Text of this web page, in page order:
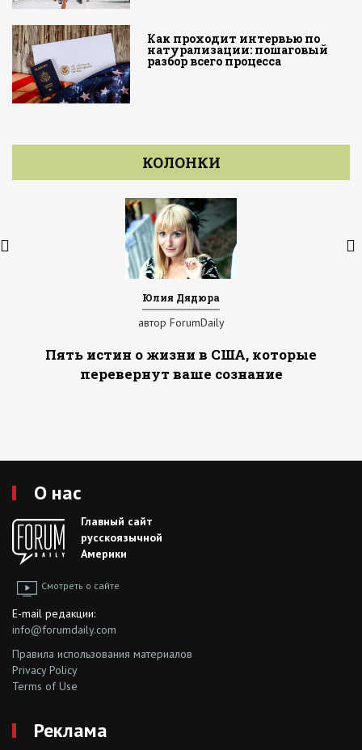
Как проходит интервью по
натурализации: пошаговый
разбор всего процесса
КОЛОНКИ
Юлия Дядюра
автор ForumDaily
Пять истин о жизни в США, которые
перевернут ваше сознание
О нас
Главный сайт
русскоязычной
Америки
Смотреть о сайте
E-mail редакции:
info@forumdaily.com
Правила использования материалов
Privacy Policy
Terms of Use
Реклама